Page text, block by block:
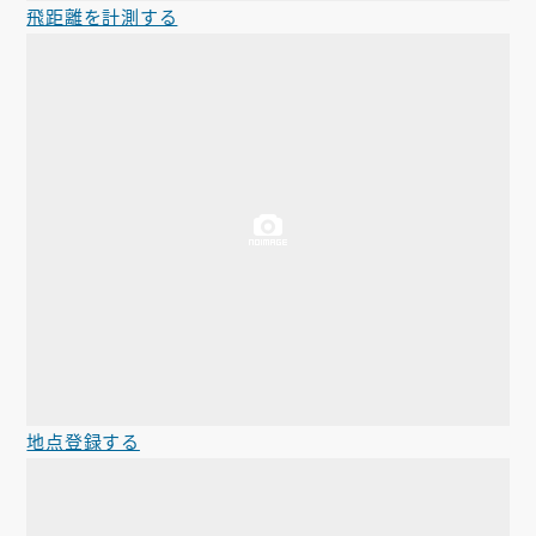
飛距離を計測する
地点登録する